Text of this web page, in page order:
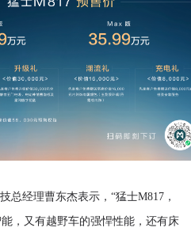
总经理曹东杰表示，“猛士M817，
，又有越野车的强悍性能，还有床